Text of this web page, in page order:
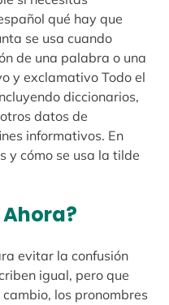
qué hay que
se usa cuando
de una palabra o una
y exclamativo Todo el
diccionarios,
datos de
informativos. En
y cómo se usa la tilde
evitar la confusión
igual, pero que
los pronombres